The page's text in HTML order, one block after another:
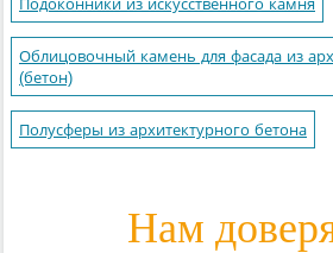
Подоконники из искусственного камня
Облицовочный камень для фасада из
(бетон)
Полусферы из архитектурного бетона
Нам